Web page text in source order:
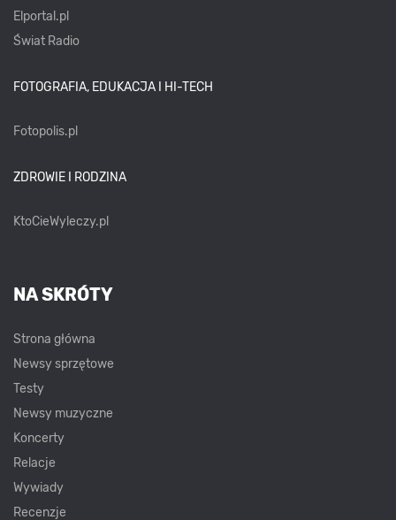
Elportal.pl
Świat Radio
FOTOGRAFIA, EDUKACJA I HI-TECH
Fotopolis.pl
ZDROWIE I RODZINA
KtoCieWyleczy.pl
NA SKRÓTY
Strona główna
Newsy sprzętowe
Testy
Newsy muzyczne
Koncerty
Relacje
Wywiady
Recenzje